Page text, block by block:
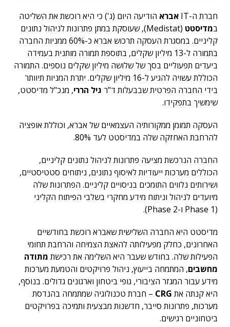
חברת ה-IT אברא הודיעה היום (ג') כי היא רוכשת את השליטה
במדיסטט
(Medistat), שעוסקת במתן פתרונות לניהול נתונים
קליניים. במסגרת העסקה תרכוש אברא כ-60% ממניות החברה
בתמורה ל-13 מיליון שקלים, בתוספת תמורה מותנית בעמידה
ביעדים תפעוליים בסך של שלושה מיליון שקלים נוספים. התמורה
הכוללת עשויה להגיע ל-16 מיליון שקלים. יתרת המניות תיוותר
בידי החברה הפרטית שבבעלות ד"ר גיל הררי, מנכ"ל מדיסטט,
שימשיך בתפקידו.
העסקה תמומן ממקורותיה העצמאיים של אברא, וכוללת אופציה
להרחבת האחזקה שלה במדיסטט לעד 80%.
החברה הנרכשת מציעה פתרונות לניהול נתונים קליניים,
הכוללים מערכות ייעודיות לאיסוף נתונים, ניתוחים סטטיסטיים,
ושירותים נלווים התומכים בניסויים קליניים. הפתרונות שלה
מיועדים לניהול וניתוח מידע מחקרי בשלבי הפיתוח הקליני
(Phase 1 ו-Phase 2).
מדיסטט היא החברה השלישית שאברא רוכשת בחודשיים
האחרונים, כחלק מפעילותה להאצת הצמיחה והרחבת תחומי
הפעילות שלה. בחודש שעבר היא השלימה את רכישת מתודה
מחשבים, המתמחה בייעוץ, ניהול פרויקטים והטמעת מערכות
מידע עבור המגזר הציבורי, גופי ביטחון וארגונים גדולים. בנוסף,
היא קנתה את CRG – חברת טכנולוגיה שמתמחה בהנדסת
מערכות, פתרונות סייבר, חדשנות מבצעית ותמיכה בפרויקטים
ביטחוניים רגישים.